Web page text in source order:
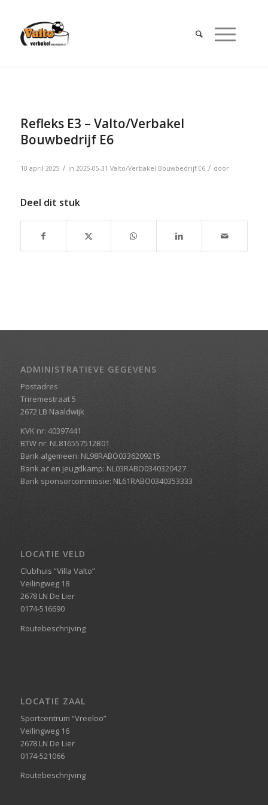
Refleks E3 – Valto/Verbakel
Bouwbedrijf E6
10 april 2025 / in 2025-05-31 Valto/Verbakel Bouwbedrijf E6 / door
Deel dit stuk
ADMINISTRATIEVE GEGEVENS
Postadres
Triremestraat 5
2672 LB Naaldwijk
KVK nr: 40397441
BTW nr: NL816557512B01
Bank algemeen: NL98RABO0336209215
Bank ac en jeugdkamp: NL03RABO0340320427
Bank sponsorcommissie: NL61RABO0340353333
LOCATIE VELD
Clubhuis “Villa Valto”
Veilingweg 18
2678 LN De Lier
0174-516690
Routebeschrijving
LOCATIE ZAAL
Sportcentrum “Vreeloo”
Veilingweg 16
2678 LN De Lier
0174-521066
Routebeschrijving